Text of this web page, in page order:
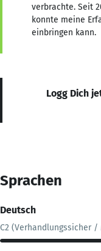
verbrachte. Seit
konnte meine
einbringen kann.
Logg Dich
Sprachen
Deutsch
C2 (Verhandlungssicher